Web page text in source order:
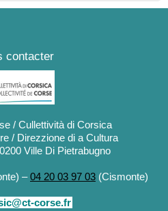
contacter
/ Cullettività di Corsica
/ Direzzione di a Cultura
Ville Di Pietrabugno
–04 20 03 97 03 (Cismonte)
corse.fr